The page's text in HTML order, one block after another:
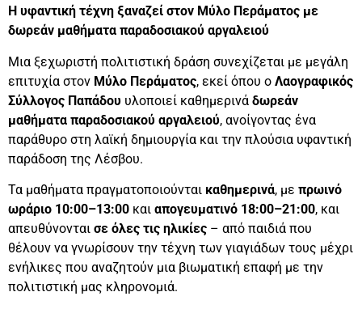
Η υφαντική τέχνη ξαναζεί στον Μύλο Περάματος με
δωρεάν μαθήματα παραδοσιακού αργαλειού
Μια ξεχωριστή πολιτιστική δράση συνεχίζεται με μεγάλη
επιτυχία στον Μύλο Περάματος, εκεί όπου ο Λαογραφικός
Σύλλογος Παπάδου υλοποιεί καθημερινά δωρεάν
μαθήματα παραδοσιακού αργαλειού, ανοίγοντας ένα
παράθυρο στη λαϊκή δημιουργία και την πλούσια υφαντική
παράδοση της Λέσβου.
Τα μαθήματα πραγματοποιούνται καθημερινά, με πρωινό
ωράριο 10:00–13:00 και απογευματινό 18:00–21:00, και
απευθύνονται σε όλες τις ηλικίες – από παιδιά που
θέλουν να γνωρίσουν την τέχνη των γιαγιάδων τους μέχρι
ενήλικες που αναζητούν μια βιωματική επαφή με την
πολιτιστική μας κληρονομιά.